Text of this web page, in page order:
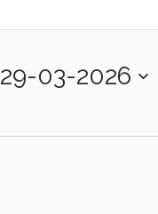
29-03-2026